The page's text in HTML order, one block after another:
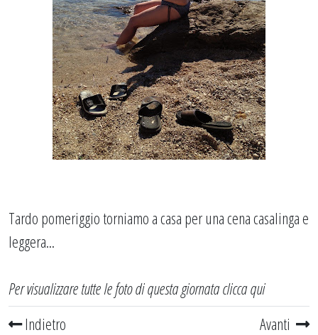
Tardo pomeriggio torniamo a casa per una cena casalinga e
leggera...
Per visualizzare tutte le foto di questa giornataclicca qui
Indietro
Avanti